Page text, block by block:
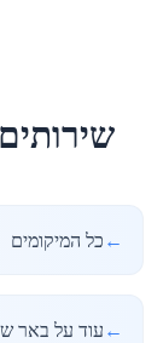
← כל המיקומים
← עוד על באר